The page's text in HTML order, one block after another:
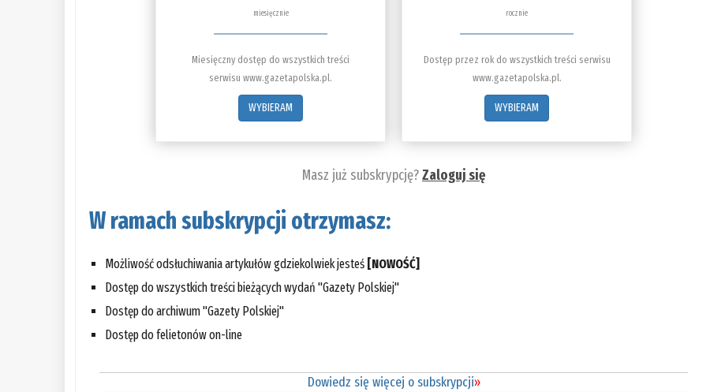
miesięcznie
Miesięczny dostęp do wszystkich treści
serwisu www.gazetapolska.pl.
WYBIERAM
rocznie
Dostęp przez rok do wszystkich treści serwisu
www.gazetapolska.pl.
WYBIERAM
Masz już subskrypcję?Zaloguj się
W ramach subskrypcji otrzymasz:
Możliwość odsłuchiwania artykułów gdziekolwiek jesteś [NOWOŚĆ]
Dostęp do wszystkich treści bieżących wydań "Gazety Polskiej"
Dostęp do archiwum "Gazety Polskiej"
Dostęp do felietonów on-line
Dowiedz się więcej o subskrypcji»